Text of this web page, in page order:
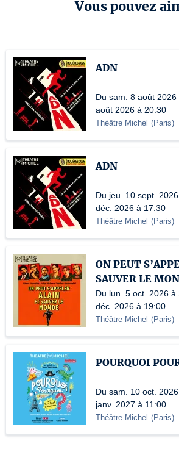
Vous pouvez
ADN
Du sam. 8 août
août 2026 à 20:30
Théâtre Michel (Paris)
ADN
Du jeu. 10 sept.
déc. 2026 à 17:30
Théâtre Michel (Paris)
ON PEUT
SAUVER LE
Du lun. 5 oct. 2026
déc. 2026 à 19:00
Théâtre Michel (Paris)
POURQUOI
Du sam. 10 oct.
janv. 2027 à 11:00
Théâtre Michel (Paris)